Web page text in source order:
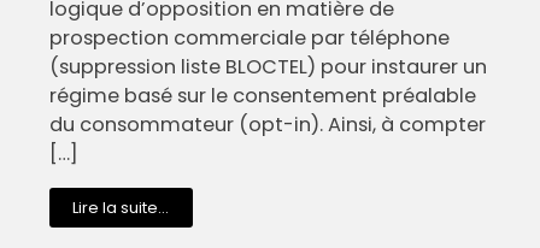
logique d’opposition en matière de
prospection commerciale par téléphone
(suppression liste BLOCTEL) pour instaurer un
régime basé sur le consentement préalable
du consommateur (opt-in). Ainsi, à compter
[…]
Lire la suite...